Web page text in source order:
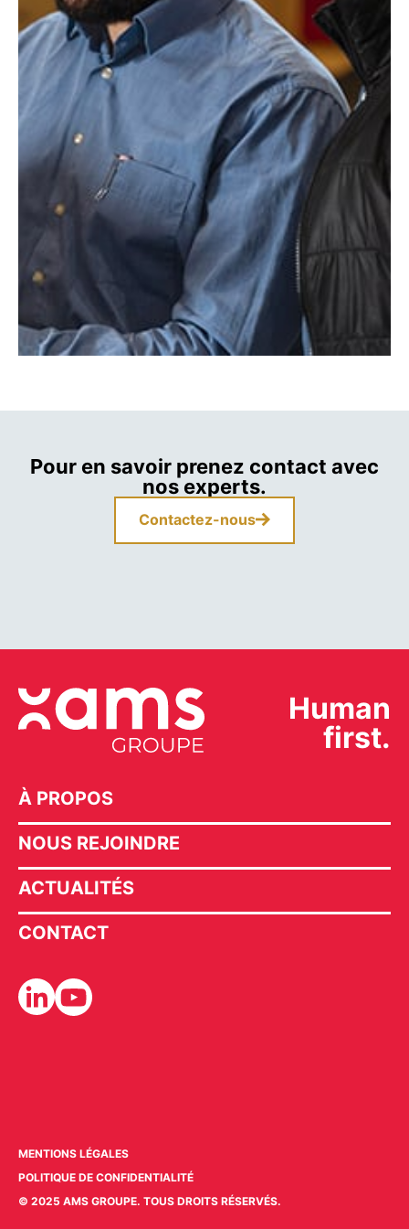
Pour en savoir prenez contact avec
nos experts.
Contactez-nous
Human
first.
À PROPOS
NOUS REJOINDRE
ACTUALITÉS
CONTACT
MENTIONS LÉGALES
POLITIQUE DE CONFIDENTIALITÉ
© 2025 AMS GROUPE. TOUS DROITS RÉSERVÉS.